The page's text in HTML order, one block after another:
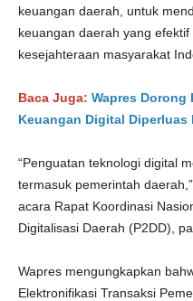
keuangan daerah, untuk
keuangan daerah yang
kesejahteraan masyarakat
Baca Juga: Wapres Dorong
Keuangan Digital
“Penguatan teknologi digital
termasuk pemerintah
acara Rapat Koordinasi
Digitalisasi Daerah (P2DD),
Wapres mengungkapkan
Elektronifikasi Transaksi